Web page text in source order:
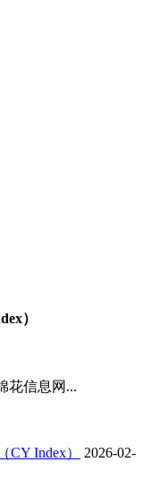
）
花信息网...
Index）
2026-02-